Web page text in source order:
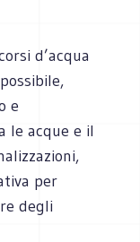
d’acqua
e
le acque e il
per
degli